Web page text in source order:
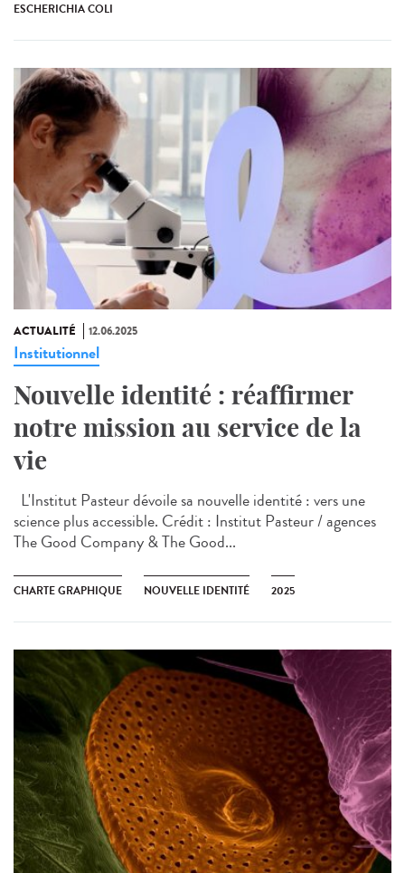
ESCHERICHIA COLI
ACTUALITÉ 12.06.2025
Institutionnel
Nouvelle identité : réaffirmer
notre mission au service de la
vie
L'Institut Pasteur dévoile sa nouvelle identité : vers une
science plus accessible. Crédit : Institut Pasteur / agences
The Good Company & The Good...
CHARTE GRAPHIQUE NOUVELLE IDENTITÉ 2025